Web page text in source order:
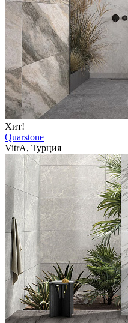
Хит!
Quarstone
VitrA, Турция